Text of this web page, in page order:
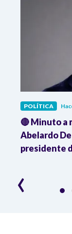
POLÍTICA
🔴 Minuto a
Abelardo
presidente
‹